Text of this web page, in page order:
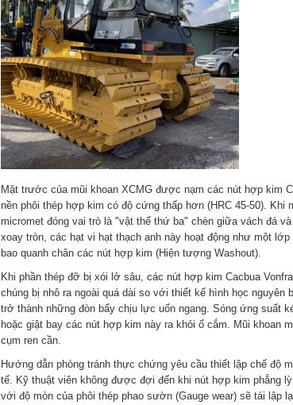
Mặt trước của mũi khoan XCMG được nạm các nút hợp kim
nền phôi thép hợp kim có độ cứng thấp hơn (HRC 45-50).
micromet đóng vai trò là "vật thể thứ ba" chèn giữa vách đá
xoay tròn, các hạt vi hạt thạch anh này hoạt động như một
bao quanh chân các nút hợp kim (Hiện tượng Washout).
Khi phần thép đỡ bị xói lở sâu, các nút hợp kim Cacbua
chúng bị nhô ra ngoài quá dài so với thiết kế hình học
trở thành những đòn bẩy chịu lực uốn ngang. Sóng ứng suất
hoặc giật bay các nút hợp kim này ra khỏi ổ cắm. Mũi khoan
cụm ren cần.
Hướng dẫn phòng tránh thực chứng yêu cầu thiết lập chế độ
tế. Kỹ thuật viên không được đợi đến khi nút hợp kim phẳng
với độ mòn của phôi thép phao sườn (Gauge wear) sẽ tái lập